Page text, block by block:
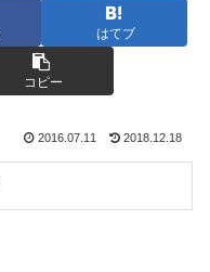
はてブ
コピー
2016.07.11 2018.12.18